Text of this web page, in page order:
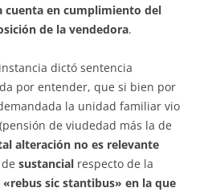
cuenta en cumplimiento del
de la vendedora.
dictó sentencia
por entender, que si bien por
la unidad familiar vio
de viudedad más la de
alteración no es relevante
sustancial respecto de la
«rebus sic stantibus» en la que